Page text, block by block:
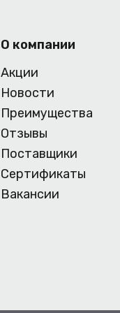
О компании
Акции
Новости
Преимущества
Отзывы
Поставщики
Сертификаты
Вакансии